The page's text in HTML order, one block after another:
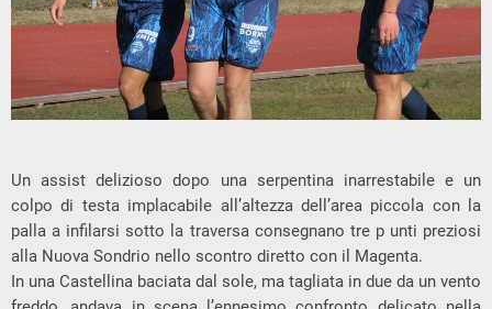
Un assist delizioso dopo una serpentina inarrestabile e un
colpo di testa implacabile all’altezza dell’area piccola con la
palla a infilarsi sotto la traversa consegnano tre p unti preziosi
alla Nuova Sondrio nello scontro diretto con il Magenta.
In una Castellina baciata dal sole, ma tagliata in due da un vento